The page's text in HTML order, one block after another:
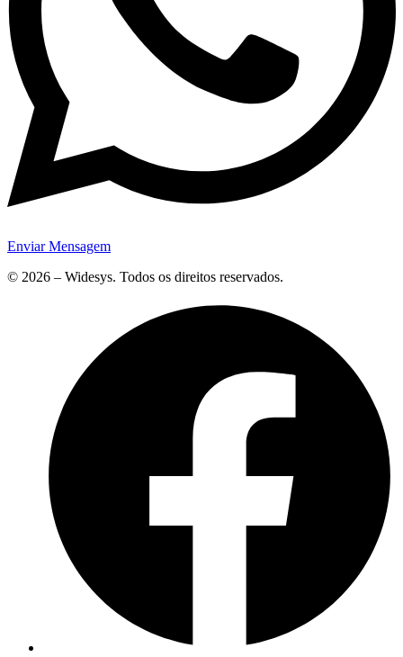
Enviar Mensagem
© 2026 – Widesys. Todos os direitos reservados.